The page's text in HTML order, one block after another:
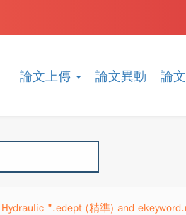
論文上傳 論文異動 論
".edept (精準) and